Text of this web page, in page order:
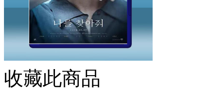
收藏此商品